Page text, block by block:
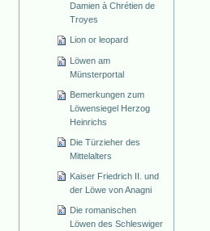
Damien à Chrétien de
Troyes
Lion or leopard
Löwen am
Münsterportal
Bemerkungen zum
Löwensiegel Herzog
Heinrichs
Die Türzieher des
Mittelalters
Kaiser Friedrich II. und
der Löwe von Anagni
Die romanischen
Löwen des Schleswiger